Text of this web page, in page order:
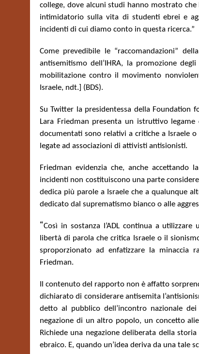
college, dove alcuni studi hanno mostrato che
intimidatorio sulla vita di studenti ebrei e
incidenti di cui diamo conto in questa ricerca.”
Come prevedibile le “raccomandazioni”
antisemitismo dell’IHRA, la promozione
mobilitazione contro il movimento
Israele, ndt.] (BDS).
Su Twitter la presidentessa della Foundation
Lara Friedman presenta un istruttivo
documentati sono relativi a critiche a Israele
legate ad associazioni di attivisti antisionisti.
Friedman evidenzia che, anche accettando
incidenti non costituiscono una parte
dedica più parole a Israele che a qualunque
dedicato dal suprematismo bianco o alle
“Così in sostanza l’ADL continua a
libertà di parola che critica Israele o il
sproporzionato ad enfatizzare la minaccia
Friedman.
Il contenuto del rapporto non è affatto
dichiarato di considerare antisemita
detto al pubblico dell’incontro nazionale
negazione di un altro popolo, un concetto
Richiede una negazione deliberata della
ebraico. E, quando un’idea deriva da una tale